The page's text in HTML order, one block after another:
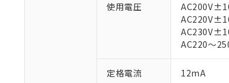
使用電圧
AC220～
定格電流 12mA
※1 対
対応
対応予
対応予